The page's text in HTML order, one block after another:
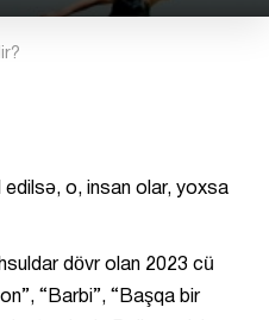
o, insan olar, yoxsa
dövr olan 2023 cü
“Barbi”, “Başqa bir